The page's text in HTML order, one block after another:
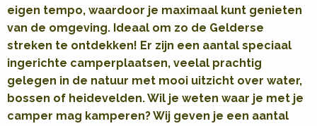
eigen tempo, waardoor je maximaal kunt genieten
van de omgeving. Ideaal om zo de Gelderse
streken te ontdekken! Er zijn een aantal speciaal
ingerichte camperplaatsen, veelal prachtig
gelegen in de natuur met mooi uitzicht over water,
bossen of heidevelden. Wil je weten waar je met je
camper mag kamperen? Wij geven je een aantal